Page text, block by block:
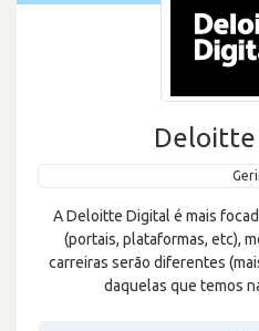
A Deloitte Digital é mais
(portais, plataformas, etc),
carreiras serão diferentes
daquelas que temos